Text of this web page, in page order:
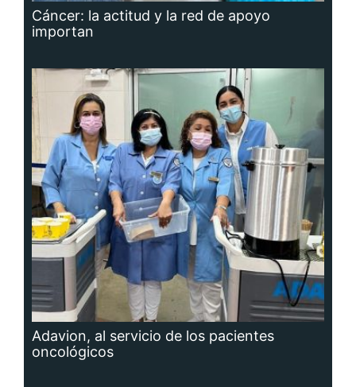
Cáncer: la actitud y la red de apoyo
importan
Adavion, al servicio de los pacientes
oncológicos